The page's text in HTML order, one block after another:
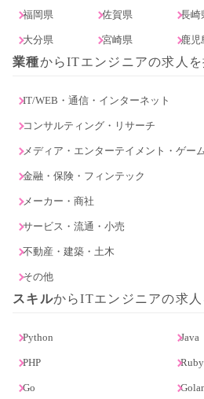
福岡県 佐賀県 長崎
大分県 宮崎県 鹿児
業種からITエンジニアの求人を
IT/WEB・通信・インターネット
コンサルティング・リサーチ
メディア・エンターテイメント・ゲー
金融・保険・フィンテック
メーカー・商社
サービス・流通・小売
不動産・建築・土木
その他
スキルからITエンジニアの求人
Python Java
PHP Ruby
Go